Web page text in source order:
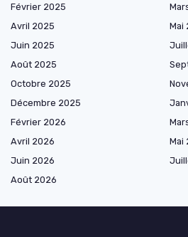
Février 2025
Avril 2025
Mai
Juin 2025
Août 2025
Octobre 2025
Décembre 2025
Février 2026
Avril 2026
Mai
Juin 2026
Août 2026